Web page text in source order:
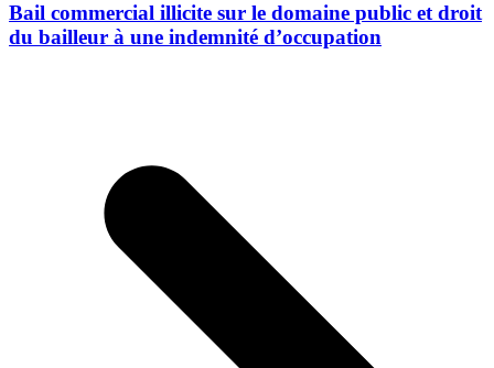
Bail commercial illicite sur le domaine public et droit
du bailleur à une indemnité d’occupation